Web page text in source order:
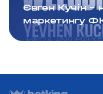
Євген Кучін –
маркетингу